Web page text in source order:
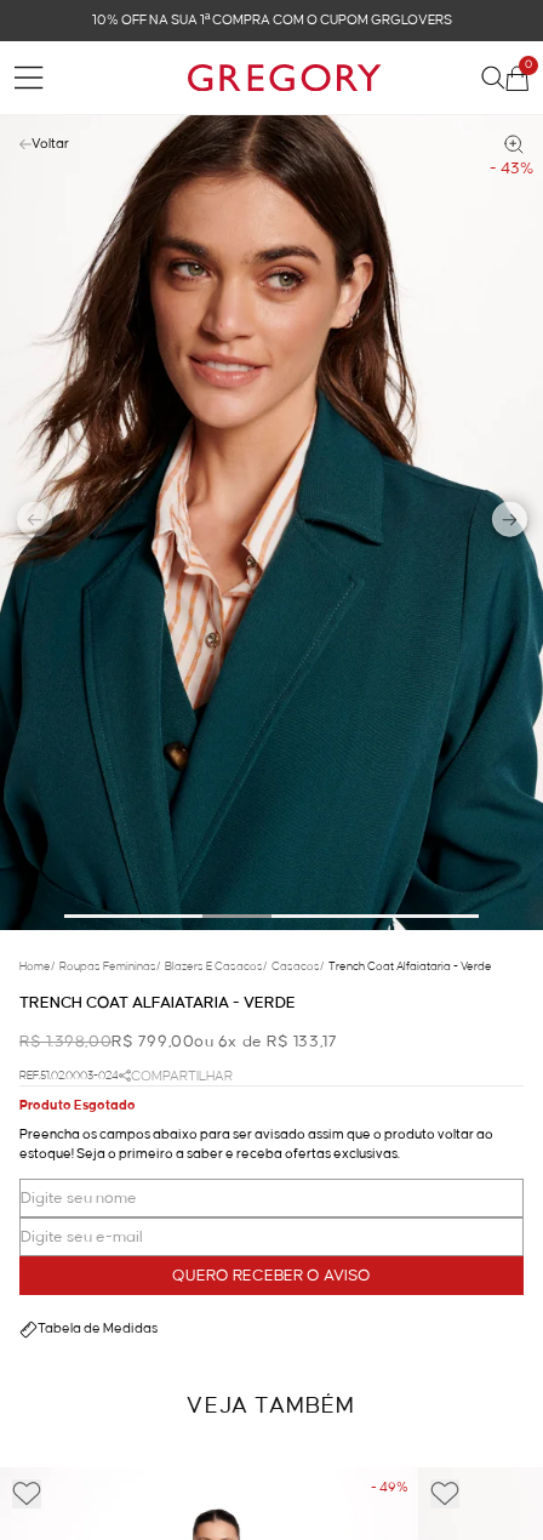
FRETE GRÁTIS NAS COMPRAS ACIMA DE R$ 899
0
- 43%
Voltar
Home/ Roupas Femininas/ Blazers E Casacos/ Casacos/ Trench Coat Alfaiataria - Verde
TRENCH COAT ALFAIATARIA - VERDE
R$ 1.398,00R$ 799,00ou 6x de R$ 133,17
REF.51.02.0003-024
COMPARTILHAR
Produto Esgotado
Preencha os campos abaixo para ser avisado assim que o produto voltar ao
estoque! Seja o primeiro a saber e receba ofertas exclusivas.
QUERO RECEBER O AVISO
Tabela de Medidas
VEJA TAMBÉM
- 49%